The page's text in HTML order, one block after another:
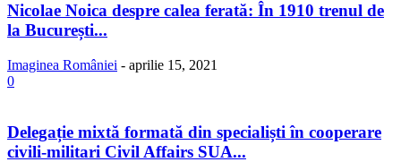
Nicolae Noica despre calea ferată: În 1910 trenul de
la București...
Imaginea României - aprilie 15, 2021
0
Delegație mixtă formată din specialiști în cooperare
civili-militari Civil Affairs SUA...